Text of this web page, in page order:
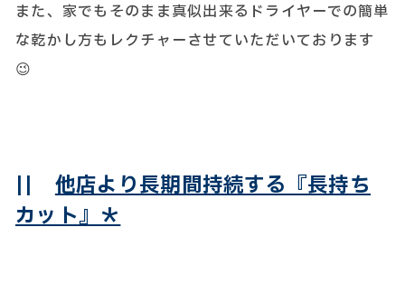
また、家でもそのまま真似出来るドライヤーでの簡単
な乾かし方もレクチャーさせていただいております
😉
||他店より長期間持続する『長持ち
カット』＊